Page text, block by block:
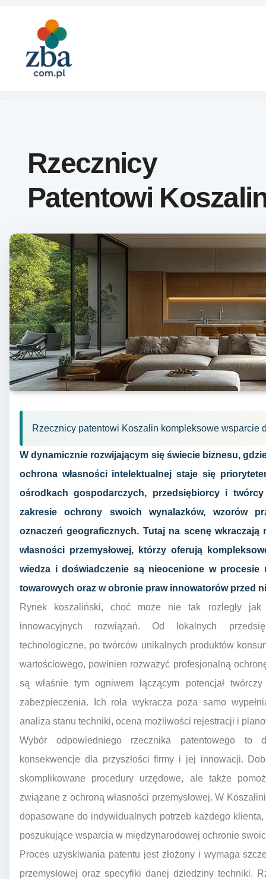
Rzecznicy
Patentowi
Rzecznicy patentowi Koszalin kompleksowe wsparcie
W dynamicznie rozwijającym się świecie biznesu,
ochrona własności intelektualnej staje się
ośrodkach gospodarczych, przedsiębiorcy i
zakresie ochrony swoich wynalazków, wzorów
oznaczeń geograficznych. Tutaj na scenę
własności przemysłowej, którzy oferują
wiedza i doświadczenie są nieocenione w procesie
towarowych oraz w obronie praw innowatorów przed
Rynek koszaliński, choć może nie tak rozległy
innowacyjnych rozwiązań. Od lokalnych
technologiczne, po twórców unikalnych produktów
wartościowego, powinien rozważyć profesjonalną
są właśnie tym ogniwem łączącym potencjał
zabezpieczenia. Ich rola wykracza poza samo
analiza stanu techniki, ocena możliwości rejestracji i
Wybór odpowiedniego rzecznika patentowego to
konsekwencje dla przyszłości firmy i jej innowacji.
skomplikowane procedury urzędowe, ale także
związane z ochroną własności przemysłowej. W
dopasowane do indywidualnych potrzeb każdego
poszukujące wsparcia w międzynarodowej ochronie
Proces uzyskiwania patentu jest złożony i wymaga
przemysłowej oraz specyfiki danej dziedziny techniki.